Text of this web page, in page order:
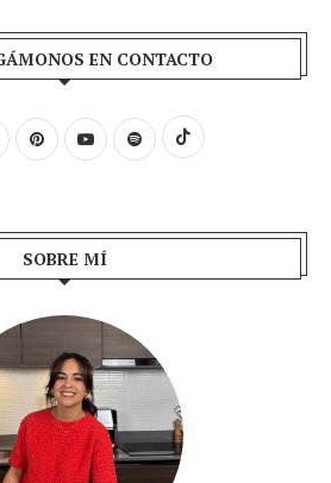
EN CONTACTO
SOBRE MÍ